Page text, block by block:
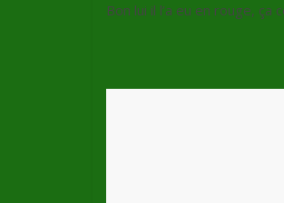
Bon lui il l’a eu en rouge,